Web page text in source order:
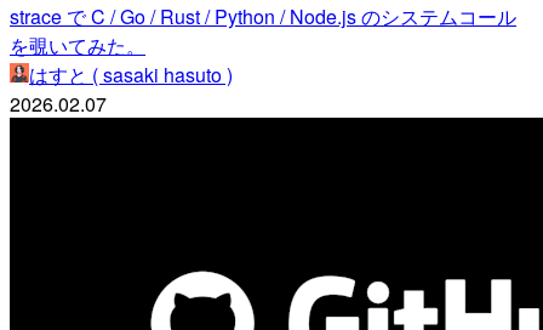
strace で C / Go / Rust / Python / Node.js のシステムコール
を覗いてみた。
はすと ( sasaki hasuto )
2026.02.07